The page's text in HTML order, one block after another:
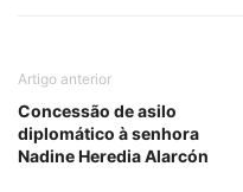
Artigo anterior
Concessão de asilo
diplomático à senhora
Nadine Heredia Alarcón